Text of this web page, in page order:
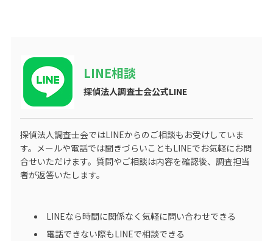
LINE相談
探偵法人調査士会公式LINE
探偵法人調査士会ではLINEからのご相談もお受けしていま
す。メールや電話では聞きづらいこともLINEでお気軽にお問
合せいただけます。質問やご相談は内容を確認後、調査担当
者が返答いたします。
LINEなら時間に関係なく気軽に問い合わせできる
電話できない際もLINEで相談できる